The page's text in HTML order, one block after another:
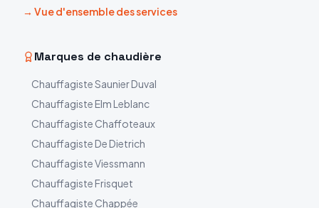
→ Vue d'ensemble des services
Marques de chaudière
ChauffagisteSaunier Duval
Chauffagiste Elm Leblanc
Chauffagiste Chaffoteaux
Chauffagiste De Dietrich
ChauffagisteViessmann
Chauffagiste Frisquet
Chauffagiste Chappée